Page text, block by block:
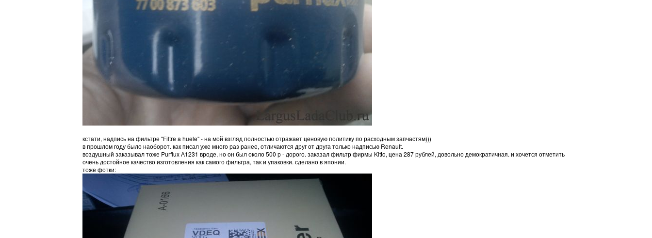
кстати, надпись на фильтре "Filtre a huele" - на мой взгляд полностью отражает ценовую политику по расходным запчастям)))
в прошлом году было наоборот. как писал уже много раз ранее, отличаются друг от друга только надписью Renault.
воздушный заказывал тоже Purflux А1231 вроде, но он был около 500 р - дорого. заказал фильтр фирмы Kitto, цена 287 рублей, довольно демократичная. и хочется отметить
очень достойное качество изготовления как самого фильтра, так и упаковки. сделано в японии.
тоже фотки: